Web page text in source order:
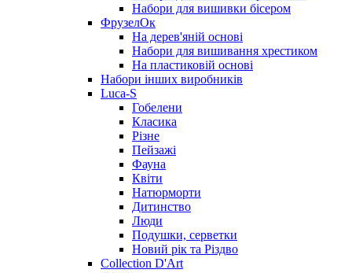
Набори для вишивки бісером
ФрузелОк
На дерев'яній основі
Набори для вишивання хрестиком
На пластиковій основі
Набори інших виробників
Luca-S
Гобелени
Класика
Різне
Пейзажі
Фауна
Квіти
Натюрморти
Дитинство
Люди
Подушки, серветки
Новий рік та Різдво
Collection D'Art